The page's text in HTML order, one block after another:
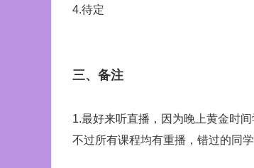
4.待定
三、备注
1.最好来听直播，因为晚上黄金时
不过所有课程均有重播，错过的同